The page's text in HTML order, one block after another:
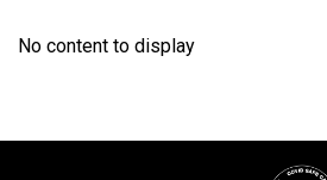
No content to display